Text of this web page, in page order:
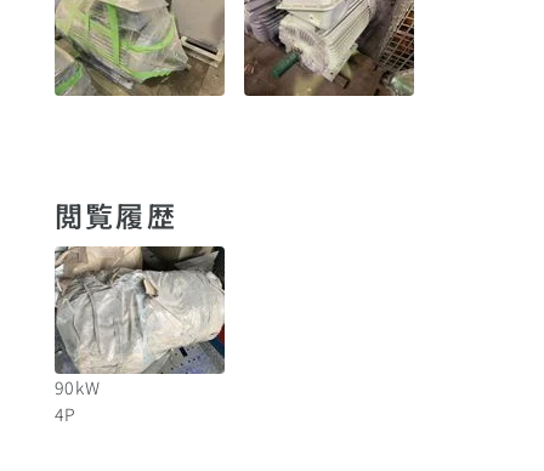
閲覧履歴
90kW
4P